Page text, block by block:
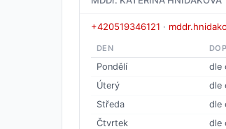
+420519346121 ·
DEN
Pondělí
dle
Úterý
dle
Středa
dle
Čtvrtek
dle